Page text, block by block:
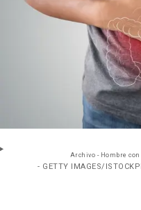
Archivo - Hombre
- GETTY IMAGES/